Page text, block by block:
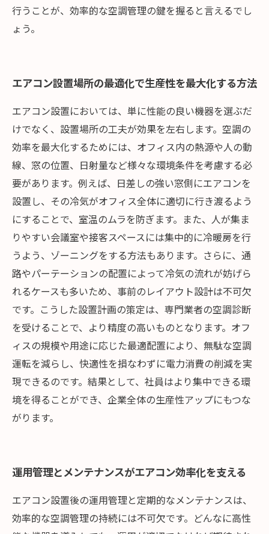
行うことが、効率的な空調管理の鍵を握ると言えるでし
ょう。
エアコン設置場所の最適化で生産性を最大化する方法
エアコン設置においては、単に性能の良い機器を選ぶだ
けでなく、設置場所の工夫が効果を左右します。空調の
効率を最大化するためには、オフィス内の熱源や人の動
線、窓の位置、日射量など様々な環境条件を考慮する必
要があります。例えば、日差しの強い窓側にエアコンを
設置し、その冷気がオフィス全体に適切に行き渡るよう
にすることで、室温のムラを防ぎます。また、人が集ま
りやすい会議室や接客スペースには集中的に冷暖房を行
うよう、ゾーニングをする方法もあります。さらに、通
路やパーテーションの配置によって冷気の流れが妨げら
れるケースも多いため、事前のレイアウト設計は不可欠
です。こうした設置計画の策定は、専門業者の空調診断
を受けることで、より精度の高いものとなります。オフ
ィスの規模や用途に応じた最適配置により、無駄な空調
運転を減らし、快適性を損なわずに電力消費の削減を実
現できるのです。結果として、社員はより集中できる環
境を得ることができ、企業全体の生産性アップにもつな
がります。
運用管理とメンテナンスがエアコン効率化を支える
エアコン設置後の運用管理と定期的なメンテナンスは、
効率的な空調管理の持続には不可欠です。どんなに高性